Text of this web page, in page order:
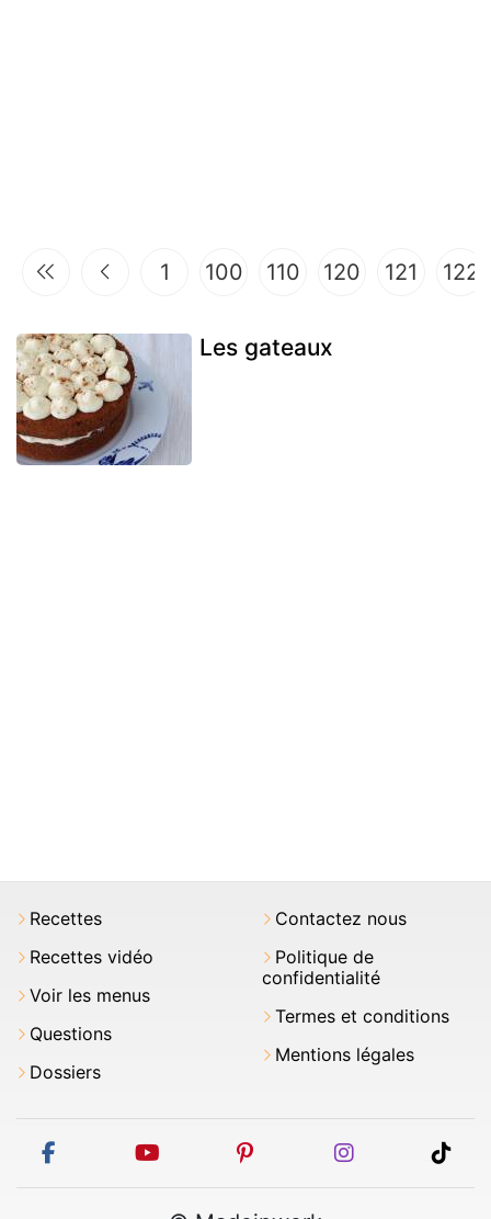
1 100 110 120 121 122
Les gateaux
Recettes
Recettes vidéo
Voir les menus
Questions
Dossiers
Contactez nous
Politique de
confidentialité
Termes et conditions
Mentions légales
facebook youtube pinterest instagram